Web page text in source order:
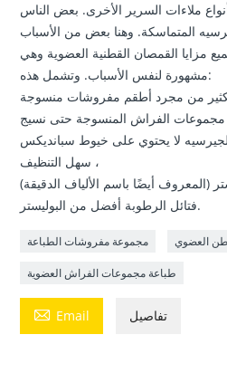
ملاءات السرير الأخرى. بعض الناس
مزايا القمصان القطنية العضوية وهي
مشهورة لنفس الأسباب. وتشمل هذه:
مجموعات الفراش المنسوجة حتى نسيج
سهل التنظيف ،
فتائل الرطوبة أفضل من البوليستر.
مجموعة مفروشات الطباعة العضوي
طباعة مجموعات الفراش العضوية
 Email تفاصيل